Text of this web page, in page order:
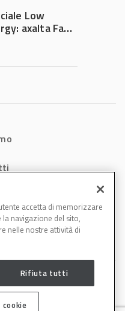
la
elettrica
Low
axalta Fast
consumi
in
accetta di memorizzare
navigazione del sito,
nelle nostre attività di
Rifiuta tutti